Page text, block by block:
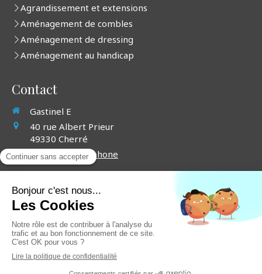
Agrandissement et extensions
Aménagement de combles
Aménagement de dressing
Aménagement au handicap
Contact
Gastinel E
40 rue Albert Prieur
49330 Cherré
Afficher le téléphone
©2019 Gastinel E - Jointoyeur, plaquiste
Plan du site
Mentions légales